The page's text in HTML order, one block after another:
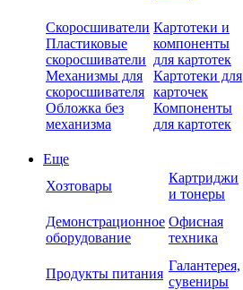
Скоросшиватели
Пластиковые
скоросшиватели
Механизмы для
скоросшивателя
Обложка без
механизма
Картотеки и
компоненты
для картотек
Картотеки для
карточек
Компоненты
для картотек
Еще
Хозтовары
Картриджи
и тонеры
Демонстрационное
оборудование
Офисная
техника
Продукты питания
Галантерея,
сувениры